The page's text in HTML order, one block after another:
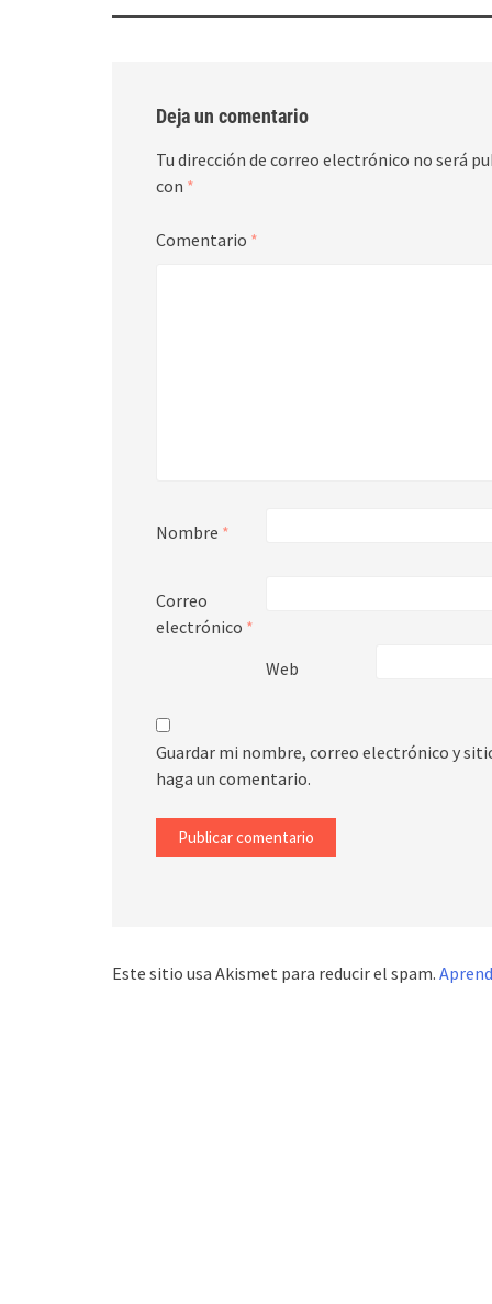
Deja un comentario
Tu dirección de correo electrónico no será
con *
Comentario *
Nombre *
Correo
electrónico *
Web
Guardar mi nombre, correo electrónico y
haga un comentario.
Este sitio usa Akismet para reducir el spam.